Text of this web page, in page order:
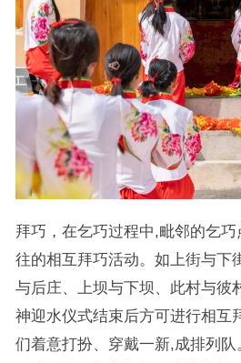
拜巧，在乞巧过程中,毗邻的乞
往的相互拜巧活动。如上街与下
与后庄、上坝与下坝、此村与彼
神迎水仪式结束后方可进行相互
们着意打扮、穿戴一新,成排列